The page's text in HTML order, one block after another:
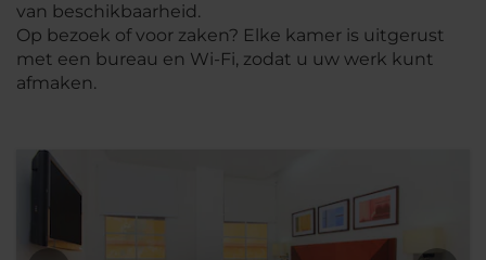
van beschikbaarheid.
Op bezoek of voor zaken? Elke kamer is uitgerust
met een bureau en Wi-Fi, zodat u uw werk kunt
afmaken.